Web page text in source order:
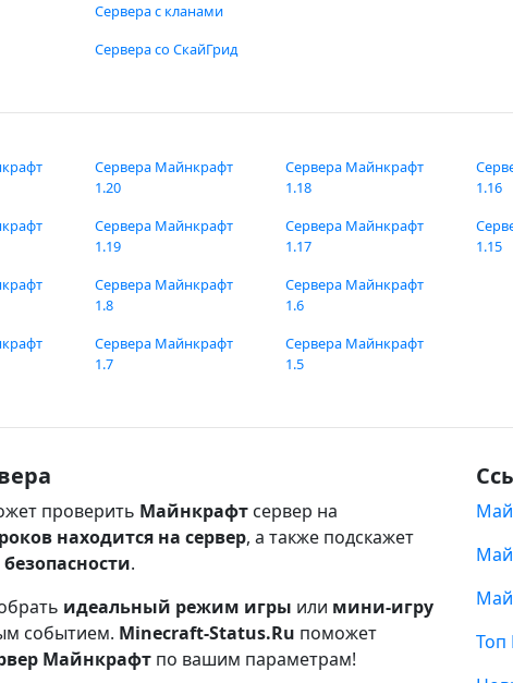
Сервера с кланами
Сервера со СкайГрид
Сервера Майнкрафт
1.20
Сервера Майнкрафт
1.19
Сервера Майнкрафт
1.18
Сервера Майнкрафт
1.17
1.16
1.15
Сервера Майнкрафт
1.8
Сервера Майнкрафт
1.7
Сервера Майнкрафт
1.6
Сервера Майнкрафт
1.5
проверить Майнкрафт сервер на
находится на сервер, а также подскажет
безопасности.
идеальный режим игры или мини-игру
событием. Minecraft-Status.Ru поможет
Майнкрафт по вашим параметрам!
Топ